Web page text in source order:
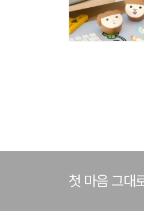
첫 마음 그대